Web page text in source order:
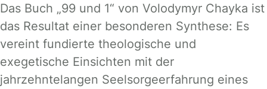
Das Buch „99 und 1“ von Volodymyr Chayka ist
das Resultat einer besonderen Synthese: Es
vereint fundierte theologische und
exegetische Einsichten mit der
jahrzehntelangen Seelsorgeerfahrung eines